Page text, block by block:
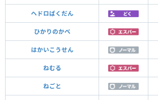
ヘドロばくだん
ひかりのかべ
はかいこうせん
ねむる
ねごと